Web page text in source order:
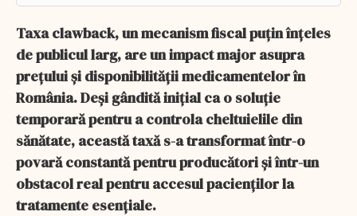
Taxa clawback, un mecanism fiscal puțin înțeles
de publicul larg, are un impact major asupra
prețului și disponibilității medicamentelor în
România. Deși gândită inițial ca o soluție
temporară pentru a controla cheltuielile din
sănătate, această taxă s-a transformat într-o
povară constantă pentru producători și într-un
obstacol real pentru accesul pacienților la
tratamente esențiale.